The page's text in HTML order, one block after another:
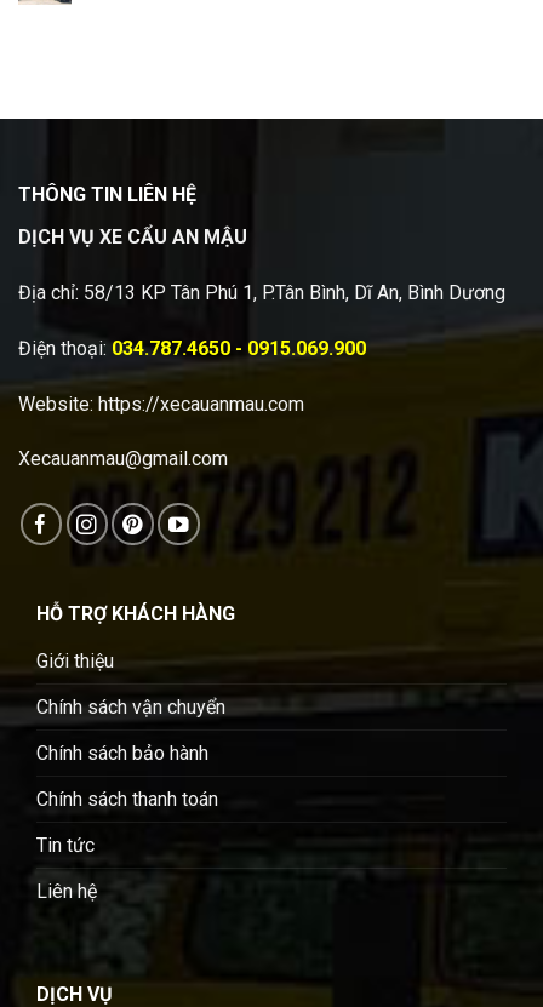
THÔNG TIN LIÊN HỆ
DỊCH VỤ XE CẨU AN MẬU
Địa chỉ: 58/13 KP Tân Phú 1, P.Tân Bình, Dĩ An, Bình Dương
Điện thoại: 034.787.4650 - 0915.069.900
Website: https://xecauanmau.com
Xecauanmau@gmail.com
HỖ TRỢ KHÁCH HÀNG
Giới thiệu
Chính sách vận chuyển
Chính sách bảo hành
Chính sách thanh toán
Tin tức
Liên hệ
DỊCH VỤ